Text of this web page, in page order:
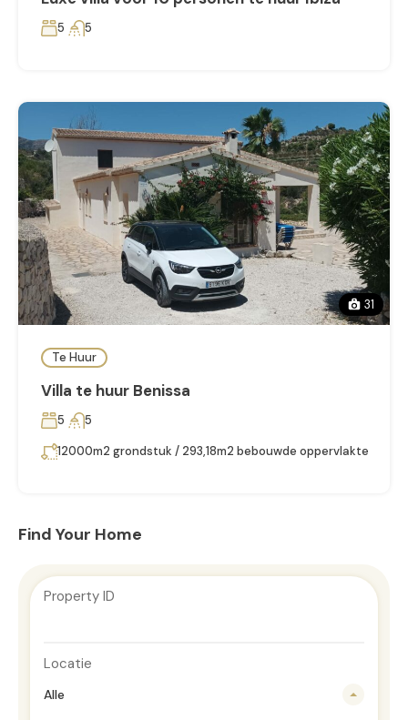
5 5
31
Te Huur
Villa te huur Benissa
5
5
12000m2 grondstuk / 293,18m2 bebouwde oppervlakte
Find Your Home
Property ID
Locatie
Alle